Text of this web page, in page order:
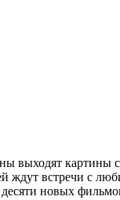
выходят
ждут встречи с
новых